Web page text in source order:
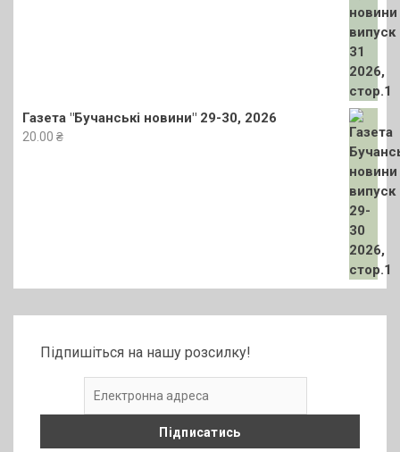
Газета "Бучанські новини" 29-30, 2026
20.00 ₴
Підпишіться на нашу розсилку!